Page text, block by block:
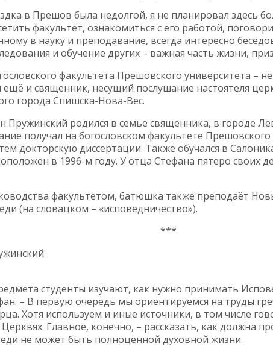
в Прешов была недолгой, я не планировал здесь
факультет, ознакомиться с его работой,
в науку и преподавание, всегда интересно
и обучение других – важная часть жизни,
факультета Прешовского университета –
и священник, несущий послушание настоятеля
города Спишска-Нова-Вес.
Пружинский родился в семье священника, в городе
получал на богословском факультете
докторскую диссертации. Также обучался в
в 1996-м году. У отца Стефана пятеро своих
факультетом, батюшка также преподаёт
(на словацком – «исповедничество»).
***
студенты изучают, как нужно принимать
– В первую очередь мы ориентируемся на труды
Хотя используем и иные источники, в том числе
Главное, конечно, – рассказать, как должна
не может быть полноценной духовной жизни.